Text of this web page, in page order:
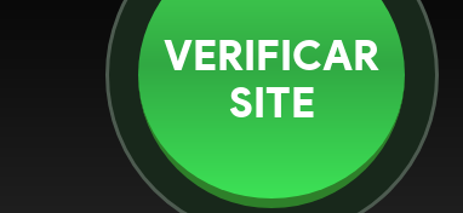
VERIFICAR
SITE